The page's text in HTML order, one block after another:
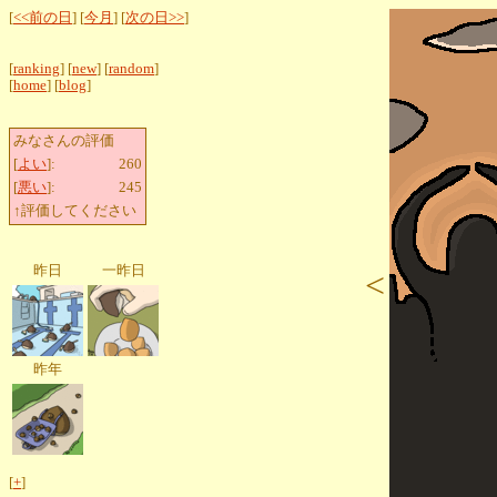
[<<前の日 ] [今月 ] [次の日>>]
[ranking] [new] [random]
[home] [blog]
みなさんの評価
[よい]:
260
[悪い]:
245
↑評価してください
昨日 一昨日
昨年
[+]
<